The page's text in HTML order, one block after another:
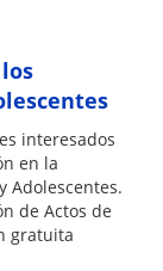
interesados
en la
Adolescentes.
de Actos de
gratuita